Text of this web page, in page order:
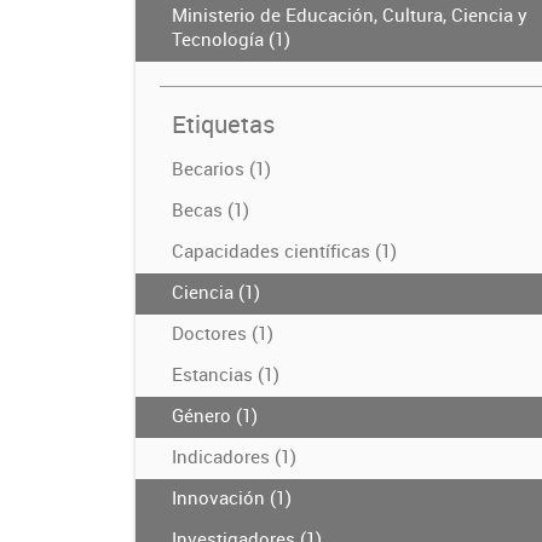
Ministerio de Educación, Cultura, Ciencia y
Tecnología (1)
Etiquetas
Becarios (1)
Becas (1)
Capacidades científicas (1)
Ciencia (1)
Doctores (1)
Estancias (1)
Género (1)
Indicadores (1)
Innovación (1)